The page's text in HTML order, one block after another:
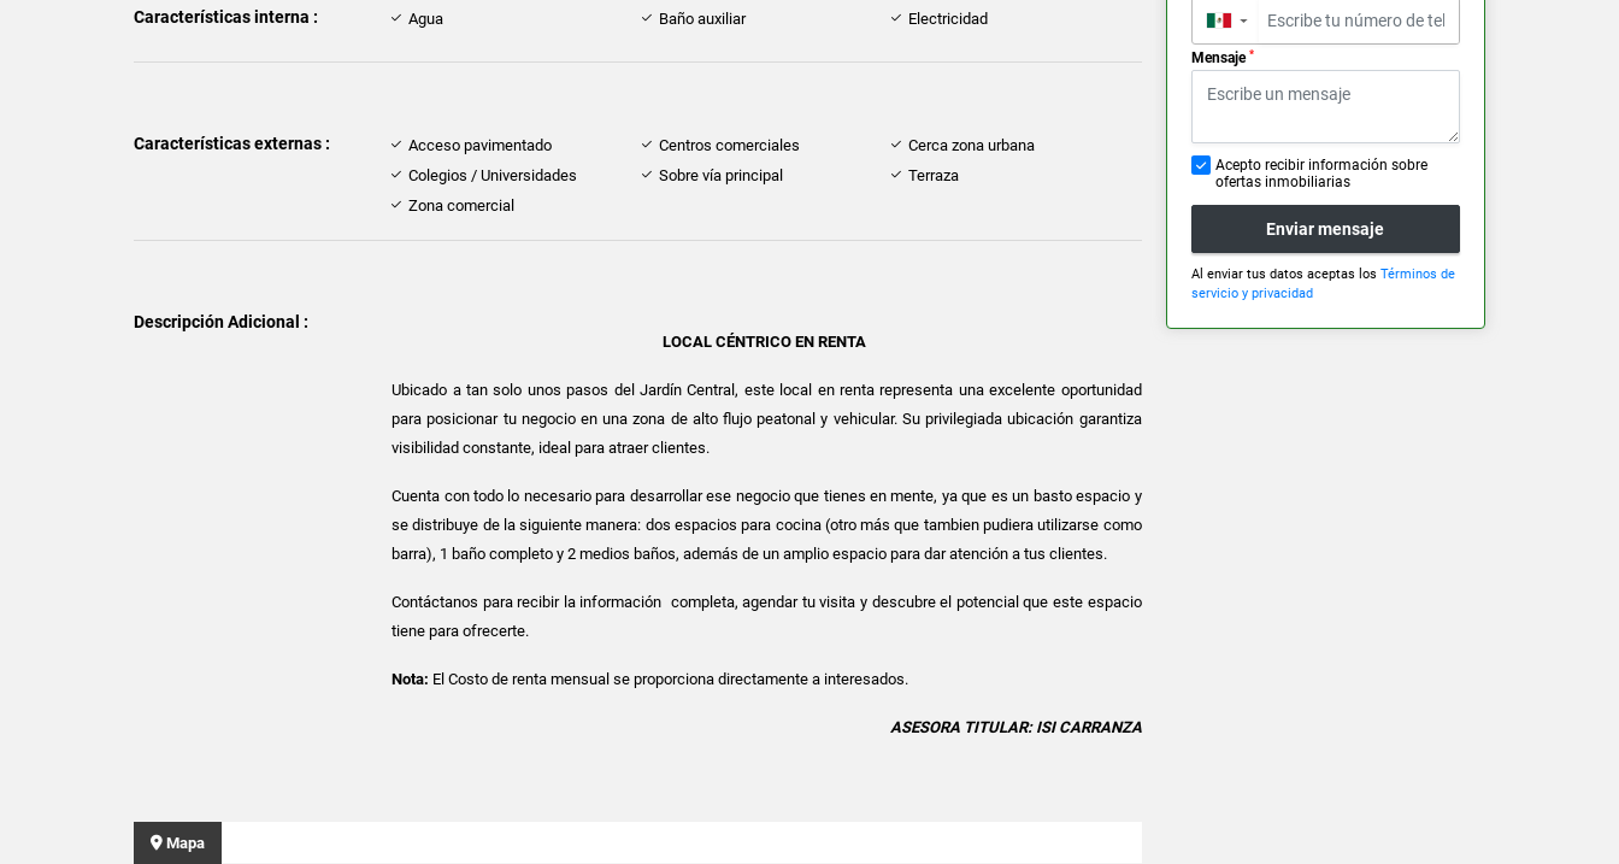
Características interna : Agua Baño auxiliar Electricidad
Características externas : Acceso pavimentado Centros comerciales
Cerca zona urbana
Colegios / Universidades
Sobre vía principal
Terraza
Zona comercial
Descripción Adicional :
LOCAL CÉNTRICO EN RENTA
Ubicado a tan solo unos pasos del Jardín Central, este local en renta representa una excelente oportunidad
para posicionar tu negocio en una zona de alto flujo peatonal y vehicular. Su privilegiada ubicación garantiza
visibilidad constante, ideal para atraer clientes.
Cuenta con todo lo necesario para desarrollar ese negocio que tienes en mente, ya que es un basto espacio y
se distribuye de la siguiente manera: dos espacios para cocina (otro más que tambien pudiera utilizarse como
barra), 1 baño completo y 2 medios baños, además de un amplio espacio para dar atención a tus clientes.
Contáctanos para recibir la información completa, agendar tu visita y descubre el potencial que este espacio
tiene para ofrecerte.
Nota: El Costo de renta mensual se proporciona directamente a interesados.
ASESORA TITULAR: ISI CARRANZA
Mapa
▼
Mensaje *
Acepto recibir información sobre
ofertas inmobiliarias
Enviar mensaje
Al enviar tus datos aceptas los Términos de
servicio y privacidad